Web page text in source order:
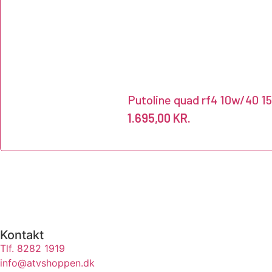
Putoline quad rf4 10w/40
1.695,00 KR.
Kontakt
Tlf. 8282 1919
info@atvshoppen.dk